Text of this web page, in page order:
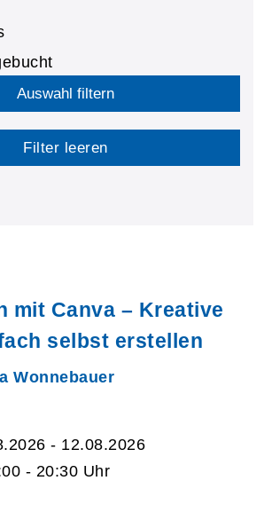
Auswahl filtern
Filter leeren
mit Canva – Kreative
selbst erstellen
Wonnebauer
- 12.08.2026
- 20:30 Uhr